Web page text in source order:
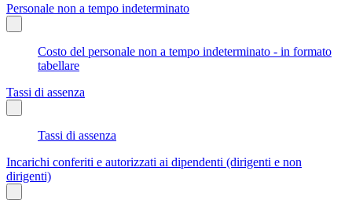
Personale non a tempo indeterminato
Costo del personale non a tempo indeterminato - in formato
tabellare
Tassi di assenza
Tassi di assenza
Incarichi conferiti e autorizzati ai dipendenti (dirigenti e non
dirigenti)